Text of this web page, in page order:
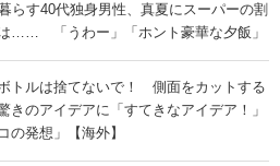
らす40代独身男性、真夏にスーパーの割
…… 「うわー」「ホント豪華な夕飯」
トルは捨てないで！ 側面をカットする
のアイデアに「すてきなアイデア！」
の発想」【海外】